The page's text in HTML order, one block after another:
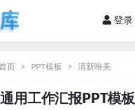
登录
页 PPT模板 清新唯美
用工作汇报PPT模板